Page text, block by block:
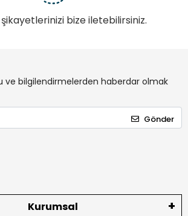
bize iletebilirsiniz.
ve bilgilendirmelerden haberdar olmak
Gönder
Kurumsal